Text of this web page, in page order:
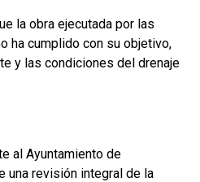
la obra ejecutada por las
ha cumplido con su objetivo,
y las condiciones del drenaje
al Ayuntamiento de
una revisión integral de la